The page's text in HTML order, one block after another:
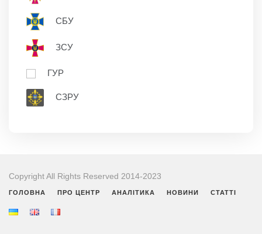
СБУ
ЗСУ
ГУР
СЗРУ
Copyright All Rights Reserved 2014-2023
ГОЛОВНА ПРО ЦЕНТР АНАЛІТИКА НОВИНИ СТАТТІ